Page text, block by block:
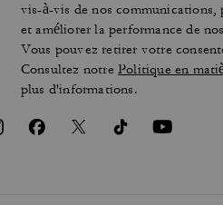
vis-à-vis de nos communications,
et améliorer la performance de
Vous pouvez retirer votre
Consultez notrePolitique en
plus d'informations.